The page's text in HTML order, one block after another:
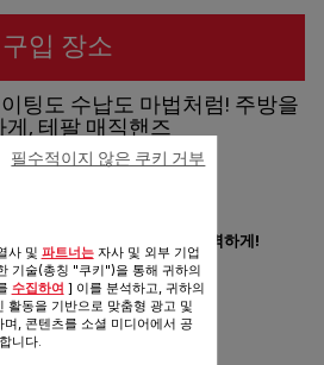
구입 장소
팅도 수납도 마법처럼! 주방을
게, 테팔 매직핸즈
가로 구매 가능
수납까지 완벽하게!
보내기
사 및 파트너는자사 및 외부 기업
기술(총칭 "쿠키")을 통해 귀하의
수집하여 ] 이를 분석하고, 귀하의
활동을 기반으로 맞춤형 광고 및
며, 콘텐츠를 소셜 미디어에서 공
니다.
필수적이지 않은 쿠키 거부